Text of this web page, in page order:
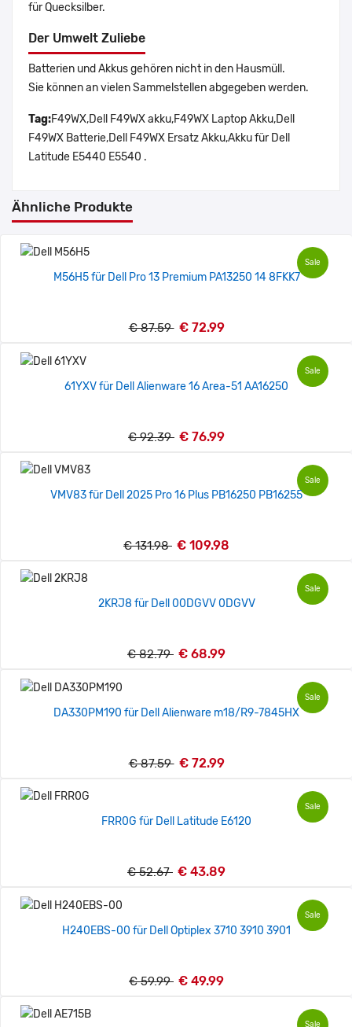
für Quecksilber.
Der Umwelt Zuliebe
Batterien und Akkus gehören nicht in den Hausmüll.
Sie können an vielen Sammelstellen abgegeben werden.
Tag:F49WX,Dell F49WX akku,F49WX Laptop Akku,Dell
F49WX Batterie,Dell F49WX Ersatz Akku,Akku für Dell
Latitude E5440 E5540 .
Ähnliche Produkte
Sale
M56H5 für Dell Pro 13 Premium PA13250 14 8FKK7
€ 87.59 € 72.99
Sale
61YXV für Dell Alienware 16 Area-51 AA16250
€ 92.39 € 76.99
Sale
VMV83 für Dell 2025 Pro 16 Plus PB16250 PB16255
€ 131.98 € 109.98
Sale
2KRJ8 für Dell 00DGVV 0DGVV
€ 82.79 € 68.99
Sale
DA330PM190 für Dell Alienware m18/R9-7845HX
€ 87.59 € 72.99
Sale
FRR0G für Dell Latitude E6120
€ 52.67 € 43.89
Sale
H240EBS-00 für Dell Optiplex 3710 3910 3901
€ 59.99 € 49.99
Sale